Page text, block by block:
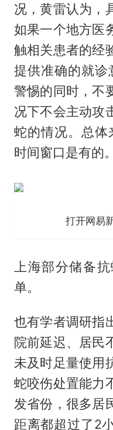
况，黄雷认为，
如果一个地方医
触相关患者的经
提供准确的就诊
警惕的同时，不
况下不会主动攻
蛇的情况。总体
时间窗口是有的
打开网易
上海部分储备
单。
也有学者调研指
院前延迟、居民
未及时足量使用
蛇咬伤处置能力
发省份，很多居
距离都超过了2